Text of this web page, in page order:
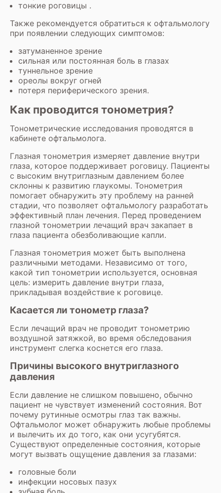
тонкие роговицы .
Также рекомендуется обратиться к офтальмологу
при появлении следующих симптомов:
затуманенное зрение
сильная или постоянная боль в глазах
туннельное зрение
ореолы вокруг огней
потеря периферического зрения.
Как проводится тонометрия?
Тонометрические исследования проводятся в
кабинете офтальмолога.
Глазная тонометрия измеряет давление внутри
глаза, которое поддерживает роговицу. Пациенты
с высоким внутриглазным давлением более
склонны к развитию глаукомы. Тонометрия
помогает обнаружить эту проблему на ранней
стадии, что позволяет офтальмологу разработать
эффективный план лечения. Перед проведением
глазной тонометрии лечащий врач закапает в
глаза пациента обезболивающие капли.
Глазная тонометрия может быть выполнена
различными методами. Независимо от того,
какой тип тонометрии используется, основная
цель: измерить давление внутри глаза,
прикладывая воздействие к роговице.
Касается ли тонометр глаза?
Если лечащий врач не проводит тонометрию
воздушной затяжкой, во время обследования
инструмент слегка коснется его глаза.
Причины высокого внутриглазного
давления
Если давление не слишком повышено, обычно
пациент не чувствует изменений состояния. Вот
почему рутинные осмотры глаз так важны.
Офтальмолог может обнаружить любые проблемы
и вылечить их до того, как они усугубятся.
Существуют определенные состояния, которые
могут вызвать ощущение давления за глазами:
головные боли
инфекции носовых пазух